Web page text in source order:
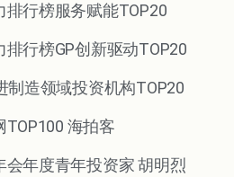
排行榜服务赋能TOP20
行榜GP创新驱动TOP20
制造领域投资机构TOP20
海拍客
会年度青年投资家 胡明烈